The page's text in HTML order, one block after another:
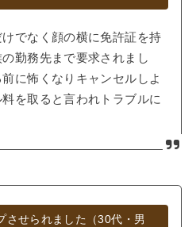
でなく顔の横に免許証を持
勤務先まで要求されまし
に怖くなりキャンセルしよ
を取ると言われトラブルに
させられました（30代・男